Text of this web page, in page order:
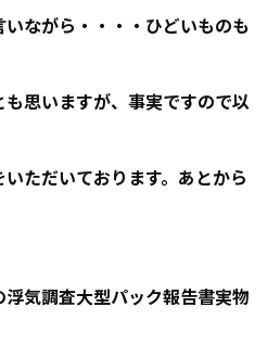
ながら・・・・ひどいものも
思いますが、事実ですので以
ただいております。あとから
気調査大型パック報告書実物